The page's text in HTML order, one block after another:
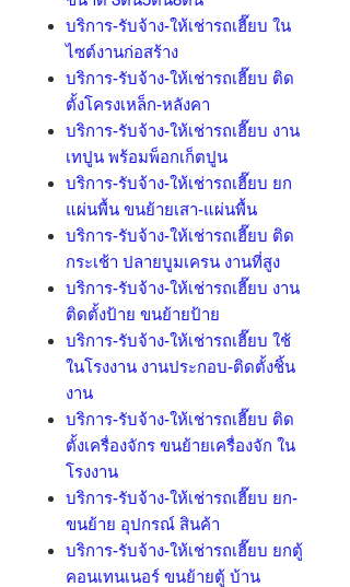
บริการ-รับจ้าง-ให้เช่ารถเฮี๊ยบ ใน
ไซต์งานก่อสร้าง
บริการ-รับจ้าง-ให้เช่ารถเฮี๊ยบ ติด
ตั้งโครงเหล็ก-หลังคา
บริการ-รับจ้าง-ให้เช่ารถเฮี๊ยบ งาน
เทปูน พร้อมพ็อกเก็ตปูน
บริการ-รับจ้าง-ให้เช่ารถเฮี๊ยบ ยก
แผ่นพื้น ขนย้ายเสา-แผ่นพื้น
บริการ-รับจ้าง-ให้เช่ารถเฮี๊ยบ ติด
กระเช้า ปลายบูมเครน งานที่สูง
บริการ-รับจ้าง-ให้เช่ารถเฮี๊ยบ งาน
ติดตั้งป้าย ขนย้ายป้าย
บริการ-รับจ้าง-ให้เช่ารถเฮี๊ยบ ใช้
ในโรงงาน งานประกอบ-ติดตั้งชิ้น
งาน
บริการ-รับจ้าง-ให้เช่ารถเฮี๊ยบ ติด
ตั้งเครื่องจักร ขนย้ายเครื่องจัก ใน
โรงงาน
บริการ-รับจ้าง-ให้เช่ารถเฮี๊ยบ ยก-
ขนย้าย อุปกรณ์ สินค้า
บริการ-รับจ้าง-ให้เช่ารถเฮี๊ยบ ยกตู้
คอนเทนเนอร์ ขนย้ายตู้ บ้าน